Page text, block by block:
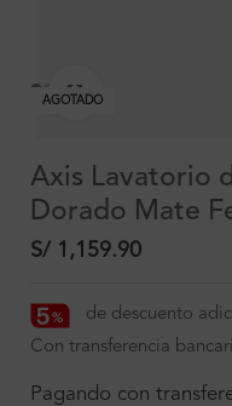
AGOTADO
Axis Lavatorio
Dorado Mate
S/ 1,159.90
de descuento
Con transferencia
Pagando con